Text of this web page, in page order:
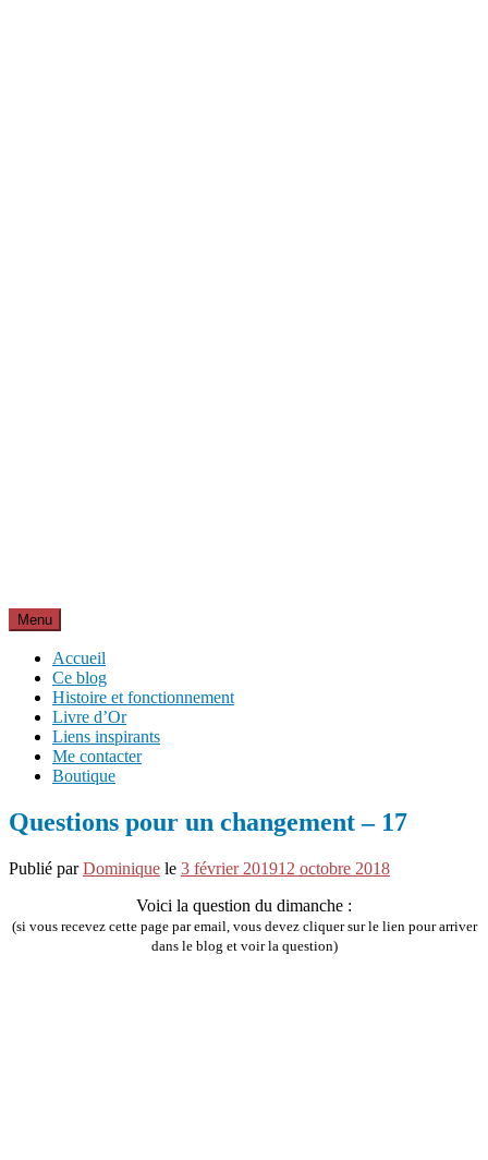
Menu
Accueil
Ce blog
Histoire et fonctionnement
Livre d’Or
Liens inspirants
Me contacter
Boutique
Questions pour un changement – 17
Publié parDominique le 3 février 201912 octobre 2018
Voici la question du dimanche :
(si vous recevez cette page par email, vous devez cliquer sur le lien pour arriver
dans le blog et voir la question)